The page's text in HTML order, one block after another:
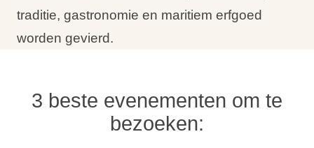
traditie, gastronomie en maritiem erfgoed
worden gevierd.
3 beste evenementen om te
bezoeken: